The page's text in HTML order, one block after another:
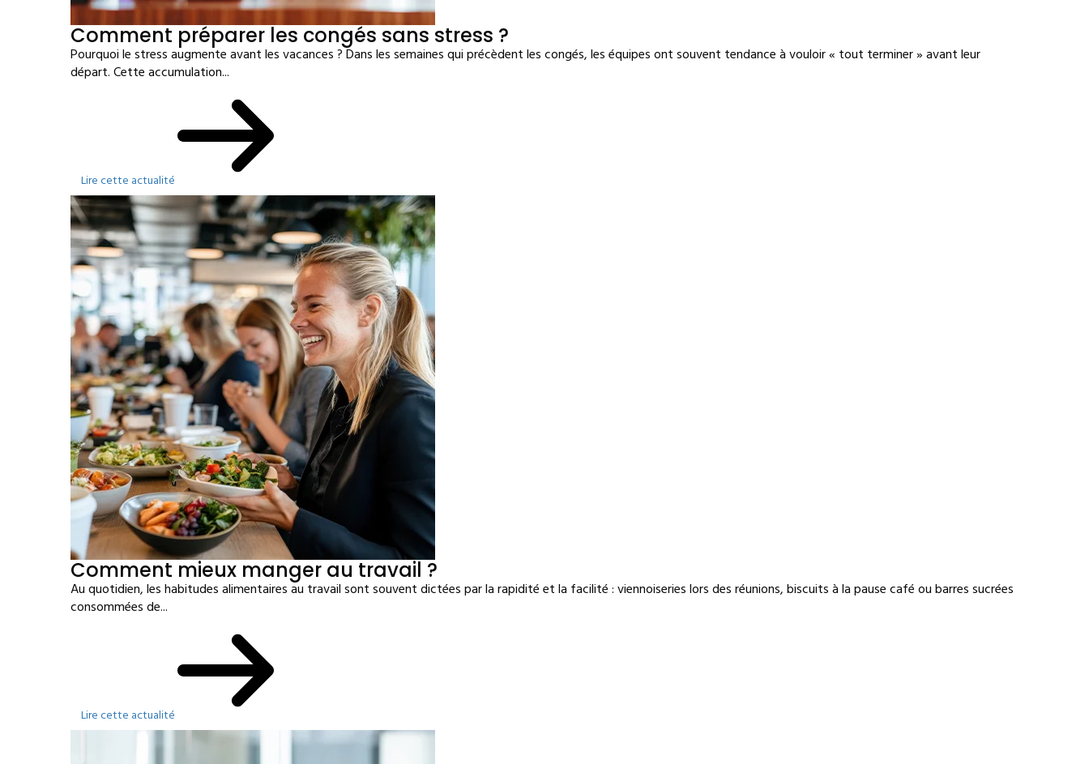
Comment préparer les congés sans stress ?
Pourquoi le stress augmente avant les vacances ? Dans les semaines qui précèdent les congés, les équipes ont souvent tendance à vouloir « tout terminer » avant leur
départ. Cette accumulation...
Lire cette actualité
Comment mieux manger au travail ?
Au quotidien, les habitudes alimentaires au travail sont souvent dictées par la rapidité et la facilité : viennoiseries lors des réunions, biscuits à la pause café ou barres sucrées
consommées de...
Lire cette actualité